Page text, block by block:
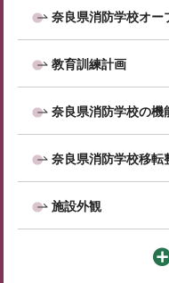
奈良県消防学校オー
教育訓練計画
奈良県消防学校の機
奈良県消防学校移転
施設外観